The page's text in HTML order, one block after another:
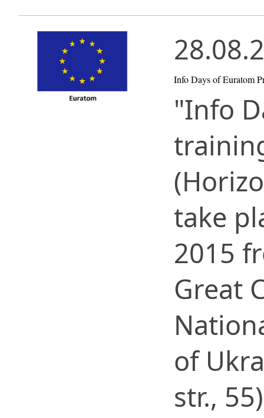
Info Days of Euratom
"Info
take
2015
Great
of
str.,